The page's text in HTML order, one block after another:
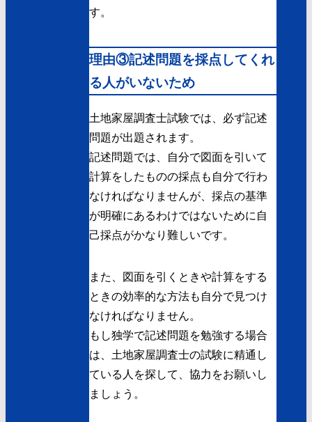
す。
理由③記述問題を採点してくれ
る人がいないため
土地家屋調査士試験では、必ず記述
問題が出題されます。
記述問題では、自分で図面を引いて
計算をしたものの採点も自分で行わ
なければなりませんが、採点の基準
が明確にあるわけではないために自
己採点がかなり難しいです。
また、図面を引くときや計算をする
ときの効率的な方法も自分で見つけ
なければなりません。
もし独学で記述問題を勉強する場合
は、土地家屋調査士の試験に精通し
ている人を探して、協力をお願いし
ましょう。